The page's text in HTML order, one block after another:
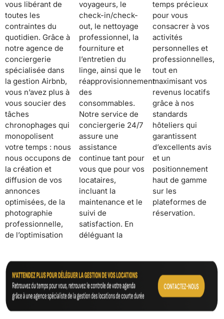
vous libérant de
toutes les
contraintes du
quotidien. Grâce à
notre agence de
conciergerie
spécialisée dans
la gestion Airbnb,
vous n’avez plus à
vous soucier des
tâches
chronophages qui
monopolisent
votre temps : nous
nous occupons de
la création et
diffusion de vos
annonces
optimisées, de la
photographie
professionnelle,
de l’optimisation
voyageurs, le
check-in/check-
out, le nettoyage
professionnel, la
fourniture et
l’entretien du
linge, ainsi que le
réapprovisionnement
des
consommables.
Notre service de
conciergerie 24/7
assure une
assistance
continue tant pour
vous que pour vos
locataires,
incluant la
maintenance et le
suivi de
satisfaction. En
déléguant la
temps précieux
pour vous
consacrer à vos
activités
personnelles et
professionnelles,
tout en
maximisant vos
revenus locatifs
grâce à nos
standards
hôteliers qui
garantissent
d’excellents avis
et un
positionnement
haut de gamme
sur les
plateformes de
réservation.